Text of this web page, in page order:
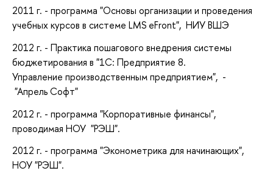
2011 г. - программа "Основы организации и проведения
учебных курсов в системе LMS eFront", НИУ ВШЭ
2012 г. - Практика пошагового внедрения системы
бюджетирования в "1С: Предприятие 8.
Управление производственным предприятием", -
"Апрель Софт"
2012 г. - программа "Корпоративные финансы",
проводимая НОУ "РЭШ".
2012 г. - программа "Эконометрика для начинающих",
НОУ "РЭШ".